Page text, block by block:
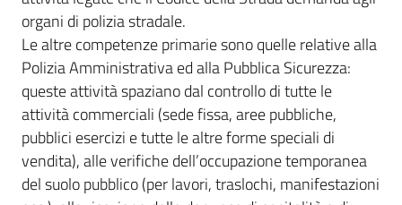
organi di polizia stradale.
Le altre competenze primarie sono quelle relative alla
Polizia Amministrativa ed alla Pubblica Sicurezza:
queste attività spaziano dal controllo di tutte le
attività commerciali (sede fissa, aree pubbliche,
pubblici esercizi e tutte le altre forme speciali di
vendita), alle verifiche dell’occupazione temporanea
del suolo pubblico (per lavori, traslochi, manifestazioni